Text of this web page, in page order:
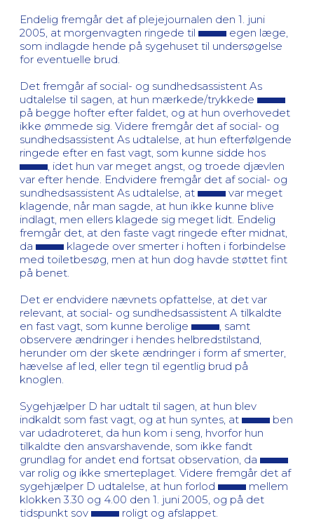
Endelig fremgår det af plejejournalen den 1. juni
2005, at morgenvagten ringede til
egen læge,
som indlagde hende på sygehuset til undersøgelse
for eventuelle brud.
Det fremgår af social- og sundhedsassistent As
udtalelse til sagen, at hun mærkede/trykkede
på begge hofter efter faldet, og at hun overhovedet
ikke ømmede sig. Videre fremgår det af social- og
sundhedsassistent As udtalelse, at hun efterfølgende
ringede efter en fast vagt, som kunne sidde hos
, idet hun var meget angst, og troede djævlen
var efter hende. Endvidere fremgår det af social- og
sundhedsassistent As udtalelse, at
var meget
klagende, når man sagde, at hun ikke kunne blive
indlagt, men ellers klagede sig meget lidt. Endelig
fremgår det, at den faste vagt ringede efter midnat,
da
klagede over smerter i hoften i forbindelse
med toiletbesøg, men at hun dog havde støttet fint
på benet.
Det er endvidere nævnets opfattelse, at det var
relevant, at social- og sundhedsassistent A tilkaldte
en fast vagt, som kunne berolige
, samt
observere ændringer i hendes helbredstilstand,
herunder om der skete ændringer i form af smerter,
hævelse af led, eller tegn til egentlig brud på
knoglen.
Sygehjælper D har udtalt til sagen, at hun blev
indkaldt som fast vagt, og at hun syntes, at
ben
var udadroteret, da hun kom i seng, hvorfor hun
tilkaldte den ansvarshavende, som ikke fandt
grundlag for andet end fortsat observation, da
var rolig og ikke smerteplaget. Videre fremgår det af
sygehjælper D udtalelse, at hun forlod
mellem
klokken 3.30 og 4.00 den 1. juni 2005, og på det
tidspunkt sov
roligt og afslappet.